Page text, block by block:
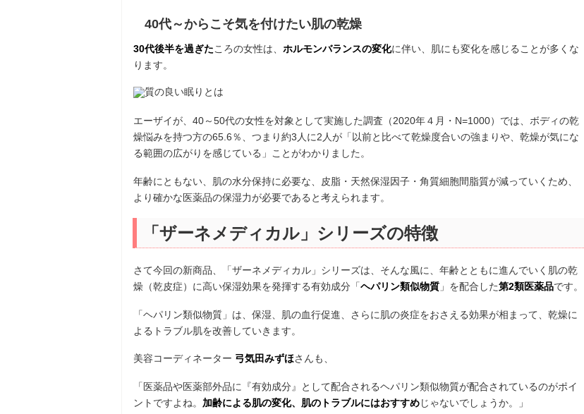
40代～からこそ気を付けたい肌の乾燥
30代後半を過ぎたころの女性は、 ホルモンバランスの変化に伴い、肌にも変化を感じることが多くな
ります。
エーザイが、40～50代の女性を対象として実施した調査（2020年４月・N=1000）では、ボディの乾
燥悩みを持つ方の65.6％、つまり約3人に2人が「以前と比べて乾燥度合いの強まりや、乾燥が気にな
る範囲の広がりを感じている」ことがわかりました。
年齢にともない、肌の水分保持に必要な、皮脂・天然保湿因子・角質細胞間脂質が減っていくため、
より確かな医薬品の保湿力が必要であると考えられます。
「ザーネメディカル」シリーズの特徴
さて今回の新商品、「ザーネメディカル」シリーズは、そんな風に、年齢とともに進んでいく肌の乾
燥（乾皮症）に高い保湿効果を発揮する有効成分「ヘパリン類似物質 」を配合した第2類医薬品です。
「ヘパリン類似物質」は、保湿、肌の血行促進、さらに肌の炎症をおさえる効果が相まって、乾燥に
よるトラブル肌を改善していきます。
美容コーディネーター 弓気田みずほさんも、
「医薬品や医薬部外品に『有効成分』として配合されるヘパリン類似物質が配合されているのがポイ
ントですよね。 加齢による肌の変化、肌のトラブルにはおすすめじゃないでしょうか。」